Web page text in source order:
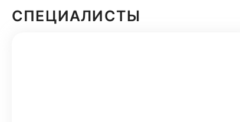
СПЕЦИАЛИСТЫ